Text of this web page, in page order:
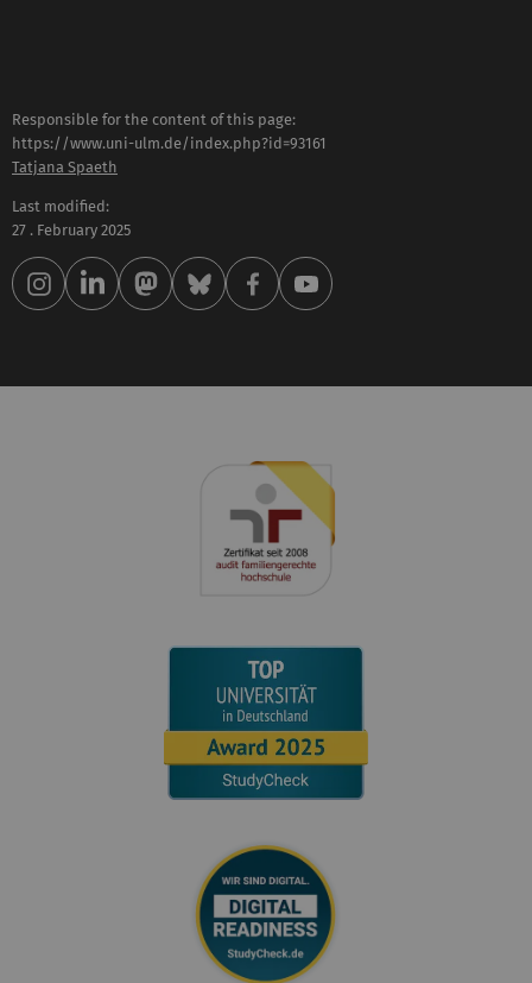
Responsible for the content of this page:
https://www.uni-ulm.de/index.php?id=93161
Tatjana Spaeth
Last modified:
27 . February 2025